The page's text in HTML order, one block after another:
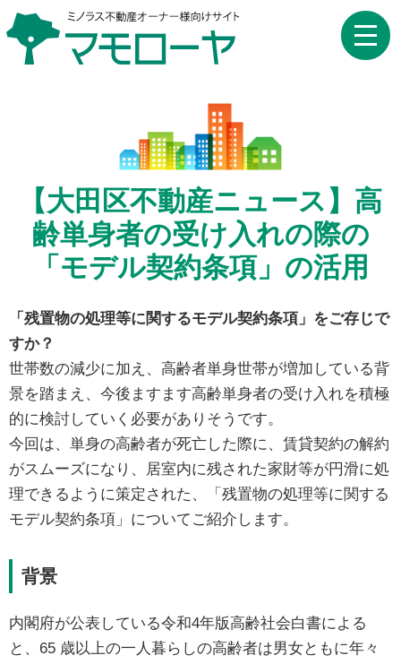
toggle
【大田区不動産ニュース】高
齢単身者の受け入れの際の
「モデル契約条項」の活用
「残置物の処理等に関するモデル契約条項」をご存じで
すか？
世帯数の減少に加え、高齢者単身世帯が増加している背
景を踏まえ、今後ますます高齢単身者の受け入れを積極
的に検討していく必要がありそうです。
今回は、単身の高齢者が死亡した際に、賃貸契約の解約
がスムーズになり、居室内に残された家財等が円滑に処
理できるように策定された、「残置物の処理等に関する
モデル契約条項」についてご紹介します。
背景
内閣府が公表している令和4年版高齢社会白書による
と、65 歳以上の一人暮らしの高齢者は男女ともに年々